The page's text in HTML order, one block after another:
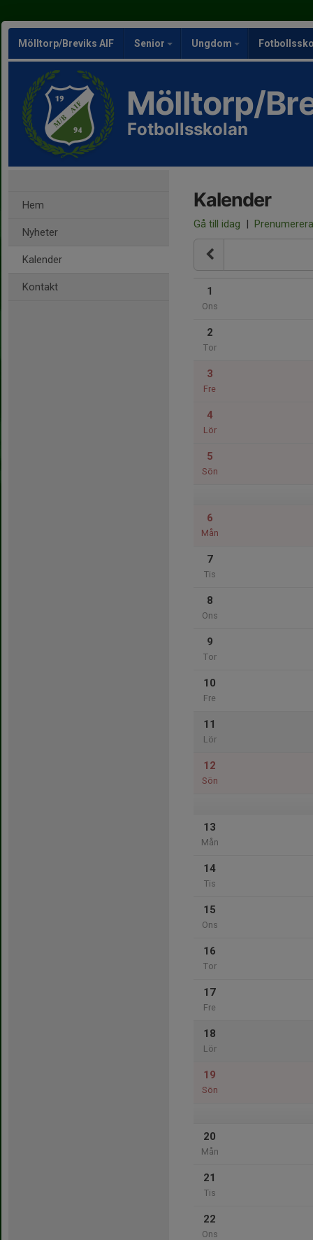
Mölltorp/Breviks AIF Senior Ungdom
Mölltorp/
Fotbollsskolan
Hem
Nyheter
Kalender
Kontakt
Kalender
Gå till idag | Prenumerera
1
Ons
2
Tor
3
Fre
4
Lör
5
Sön
6
Mån
7
Tis
8
Ons
9
Tor
10
Fre
11
Lör
12
Sön
13
Mån
14
Tis
15
Ons
16
Tor
17
Fre
18
Lör
19
Sön
20
Mån
21
Tis
22
Ons